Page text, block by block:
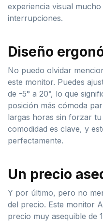
experiencia visual
interrupciones.
Diseño
No puedo olvidar
este monitor. Puedes
de -5° a 20°, lo que
posición más cómoda
largas horas sin forzar
comodidad es clave, y
perfectamente.
Un precio
Y por último, pero no
del precio. Este monitor
precio muy asequible de